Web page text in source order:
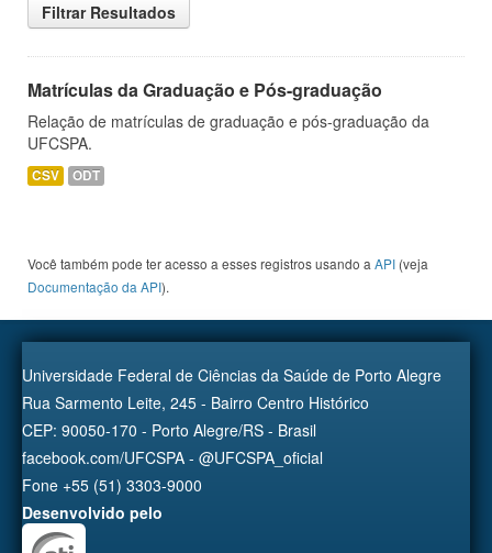
Filtrar Resultados
Matrículas da Graduação e Pós-graduação
Relação de matrículas de graduação e pós-graduação da
UFCSPA.
CSV ODT
Você também pode ter acesso a esses registros usando a API (veja
Documentação da API).
Universidade Federal de Ciências da Saúde de Porto Alegre
Rua Sarmento Leite, 245 - Bairro Centro Histórico
CEP: 90050-170 - Porto Alegre/RS - Brasil
facebook.com/UFCSPA - @UFCSPA_oficial
Fone +55 (51) 3303-9000
Desenvolvido pelo